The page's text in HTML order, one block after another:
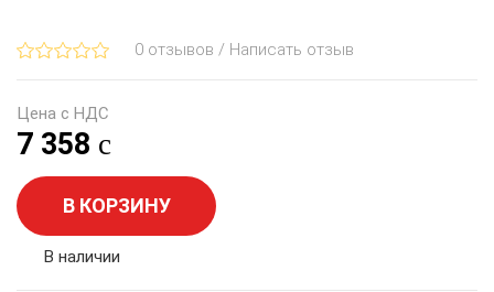
0 отзывов / Написать отзыв
Цена с НДС
7 358
В КОРЗИНУ
В наличии